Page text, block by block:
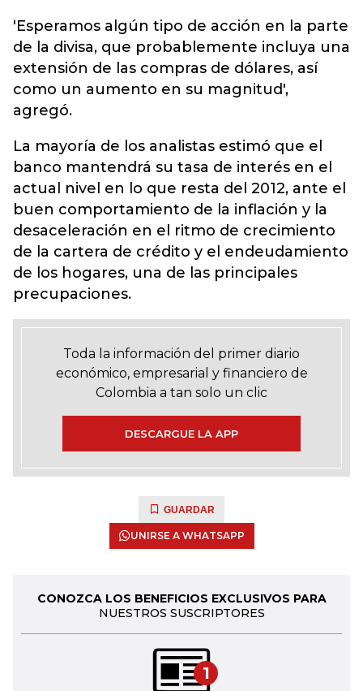
'Esperamos algún tipo de acción en la parte
de la divisa, que probablemente incluya una
extensión de las compras de dólares, así
como un aumento en su magnitud',
agregó.
La mayoría de los analistas estimó que el
banco mantendrá su tasa de interés en el
actual nivel en lo que resta del 2012, ante el
buen comportamiento de la inflación y la
desaceleración en el ritmo de crecimiento
de la cartera de crédito y el endeudamiento
de los hogares, una de las principales
precupaciones.
Toda la información del primer diario
económico, empresarial y financiero de
Colombia a tan solo un clic
DESCARGUE LA APP
GUARDAR
UNIRSE A WHATSAPP
CONOZCA LOS BENEFICIOS EXCLUSIVOS PARA
NUESTROS SUSCRIPTORES
1